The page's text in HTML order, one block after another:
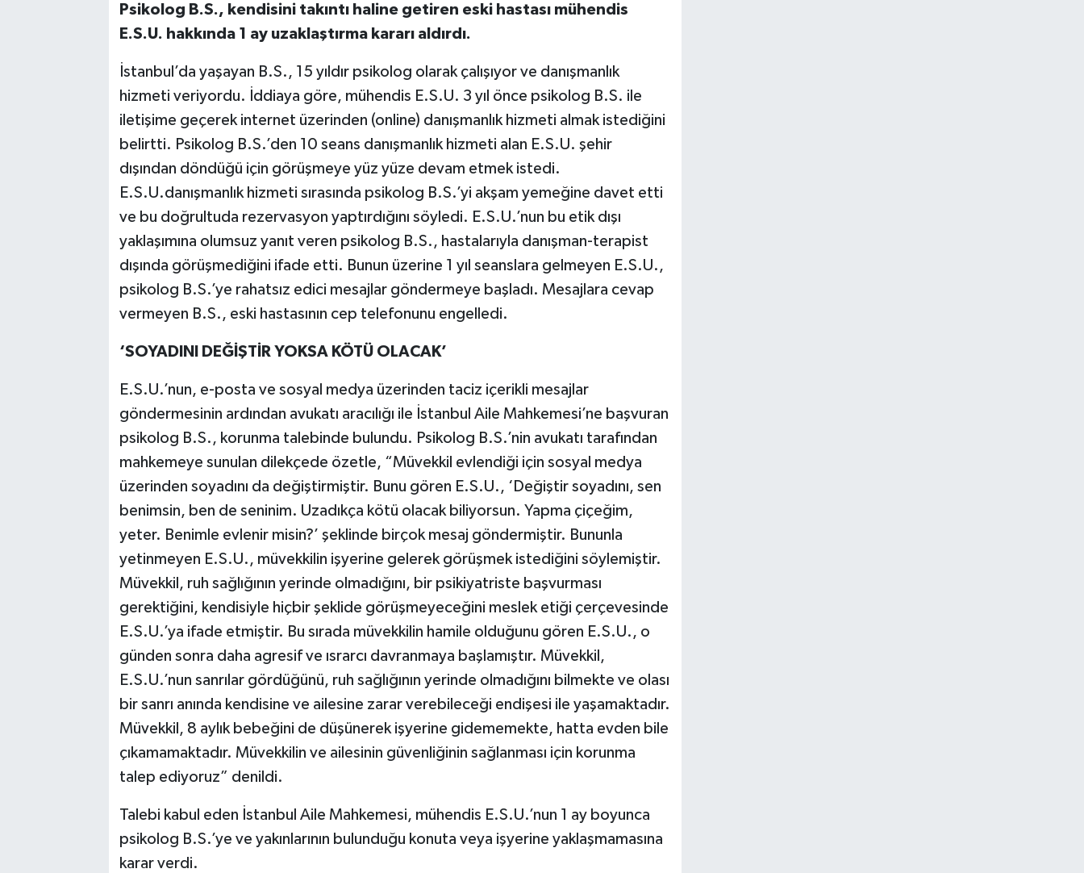
Psikolog B.S., kendisini takıntı haline getiren eski hastası mühendis
E.S.U. hakkında 1 ay uzaklaştırma kararı aldırdı.
İstanbul’da yaşayan B.S., 15 yıldır psikolog olarak çalışıyor ve danışmanlık
hizmeti veriyordu. İddiaya göre, mühendis E.S.U. 3 yıl önce psikolog B.S. ile
iletişime geçerek internet üzerinden (online) danışmanlık hizmeti almak istediğini
belirtti. Psikolog B.S.’den 10 seans danışmanlık hizmeti alan E.S.U. şehir
dışından döndüğü için görüşmeye yüz yüze devam etmek istedi.
E.S.U.danışmanlık hizmeti sırasında psikolog B.S.’yi akşam yemeğine davet etti
ve bu doğrultuda rezervasyon yaptırdığını söyledi. E.S.U.’nun bu etik dışı
yaklaşımına olumsuz yanıt veren psikolog B.S., hastalarıyla danışman-terapist
dışında görüşmediğini ifade etti. Bunun üzerine 1 yıl seanslara gelmeyen E.S.U.,
psikolog B.S.’ye rahatsız edici mesajlar göndermeye başladı. Mesajlara cevap
vermeyen B.S., eski hastasının cep telefonunu engelledi.
‘SOYADINI DEĞİŞTİR YOKSA KÖTÜ OLACAK’
E.S.U.’nun, e-posta ve sosyal medya üzerinden taciz içerikli mesajlar
göndermesinin ardından avukatı aracılığı ile İstanbul Aile Mahkemesi’ne başvuran
psikolog B.S., korunma talebinde bulundu. Psikolog B.S.’nin avukatı tarafından
mahkemeye sunulan dilekçede özetle, “Müvekkil evlendiği için sosyal medya
üzerinden soyadını da değiştirmiştir. Bunu gören E.S.U., ‘Değiştir soyadını, sen
benimsin, ben de seninim. Uzadıkça kötü olacak biliyorsun. Yapma çiçeğim,
yeter. Benimle evlenir misin?’ şeklinde birçok mesaj göndermiştir. Bununla
yetinmeyen E.S.U., müvekkilin işyerine gelerek görüşmek istediğini söylemiştir.
Müvekkil, ruh sağlığının yerinde olmadığını, bir psikiyatriste başvurması
gerektiğini, kendisiyle hiçbir şeklide görüşmeyeceğini meslek etiği çerçevesinde
E.S.U.’ya ifade etmiştir. Bu sırada müvekkilin hamile olduğunu gören E.S.U., o
günden sonra daha agresif ve ısrarcı davranmaya başlamıştır. Müvekkil,
E.S.U.’nun sanrılar gördüğünü, ruh sağlığının yerinde olmadığını bilmekte ve olası
bir sanrı anında kendisine ve ailesine zarar verebileceği endişesi ile yaşamaktadır.
Müvekkil, 8 aylık bebeğini de düşünerek işyerine gidememekte, hatta evden bile
çıkamamaktadır. Müvekkilin ve ailesinin güvenliğinin sağlanması için korunma
talep ediyoruz” denildi.
Talebi kabul eden İstanbul Aile Mahkemesi, mühendis E.S.U.’nun 1 ay boyunca
psikolog B.S.’ye ve yakınlarının bulunduğu konuta veya işyerine yaklaşmamasına
karar verdi.